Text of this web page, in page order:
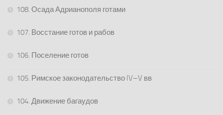
108. Осада Адрианополя готами
107. Восстание готов и рабов
106. Поселение готов
105. Римское законодательство IV–V вв
104. Движение багаудов